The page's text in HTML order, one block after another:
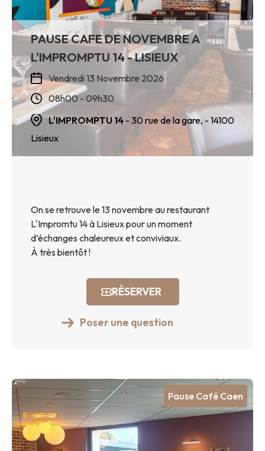
PAUSE CAFE DE NOVEMBRE A
L'IMPROMPTU 14 - LISIEUX
Vendredi 13 Novembre 2026
08h00 - 09h30
L'IMPROMPTU 14 - 30 rue de la gare, - 14100
Lisieux
On se retrouve le 13 novembre au restaurant
L'Impromtu 14 à Lisieux pour un moment
d’échanges chaleureux et conviviaux.
À très bientôt !
RÉSERVER
Poser une question
Pause Café Caen